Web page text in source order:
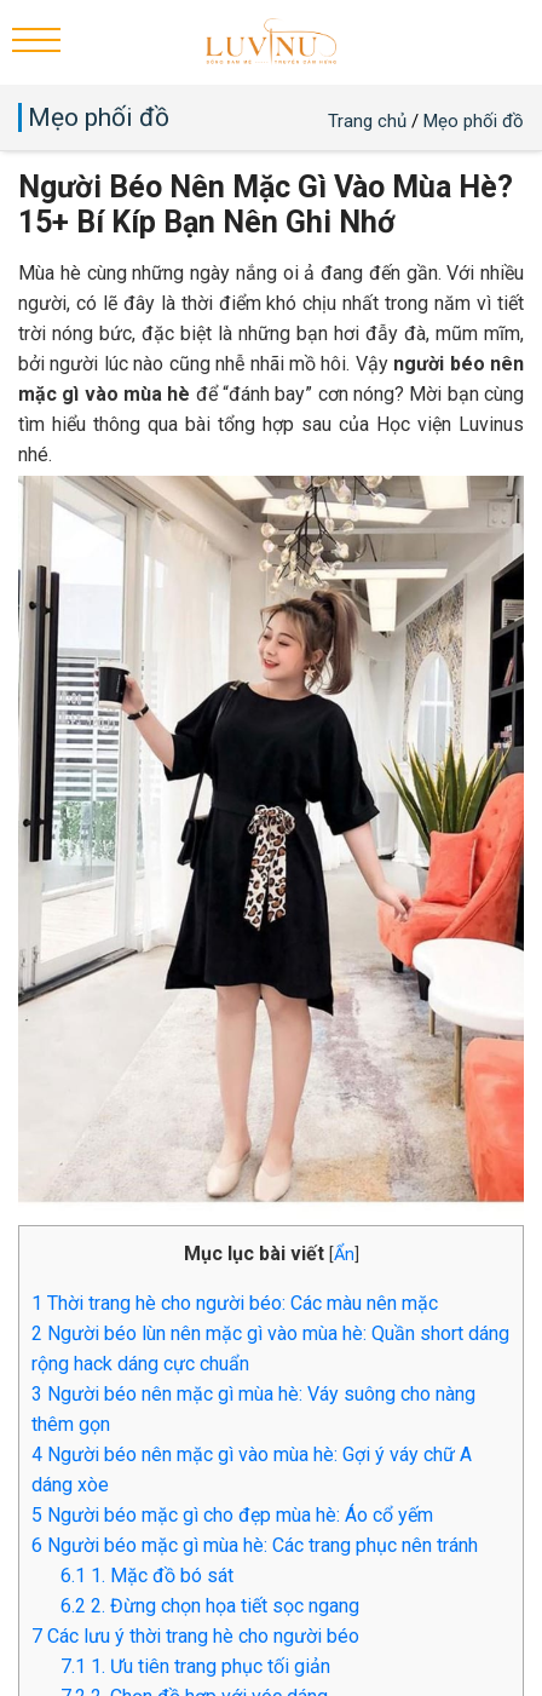
Mẹo phối đồ Trang chủ / Mẹo phối đồ
Người Béo Nên Mặc Gì Vào Mùa Hè?
15+ Bí Kíp Bạn Nên Ghi Nhớ
Mùa hè cùng những ngày nắng oi ả đang đến gần. Với nhiều
người, có lẽ đây là thời điểm khó chịu nhất trong năm vì tiết
trời nóng bức, đặc biệt là những bạn hơi đẫy đà, mũm mĩm,
bởi người lúc nào cũng nhễ nhãi mồ hôi. Vậy người béo nên
mặc gì vào mùa hè để “đánh bay” cơn nóng? Mời bạn cùng
tìm hiểu thông qua bài tổng hợp sau của Học viện Luvinus
nhé.
Mục lục bài viết [Ẩn
1 Thời trang hè cho người béo: Các màu nên mặc
2 Người béo lùn nên mặc gì vào mùa hè: Quần short dáng
rộng hack dáng cực chuẩn
3 Người béo nên mặc gì mùa hè: Váy suông cho nàng
thêm gọn
4 Người béo nên mặc gì vào mùa hè: Gợi ý váy chữ A
dáng xòe
5 Người béo mặc gì cho đẹp mùa hè: Áo cổ yếm
6 Người béo mặc gì mùa hè: Các trang phục nên tránh
6.1 1. Mặc đồ bó sát
6.2 2. Đừng chọn họa tiết sọc ngang
7 Các lưu ý thời trang hè cho người béo
7.1 1. Ưu tiên trang phục tối giản